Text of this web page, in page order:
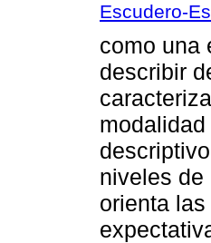
Escudero-
como una
describir
niveles de
orienta